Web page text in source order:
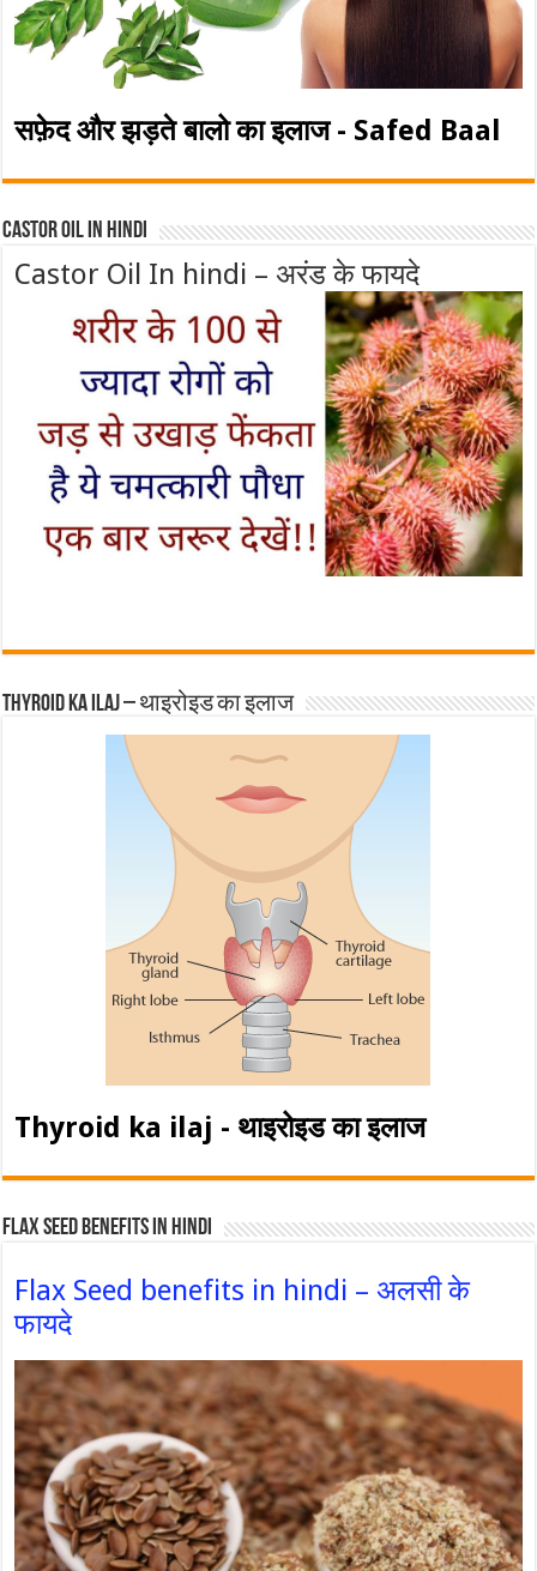
सफ़ेद और झड़ते बालो का इलाज - Safed Baal
Castor Oil In Hindi
Castor Oil In hindi – अरंड के फायदे
Thyroid ka ilaj – थाइरोइड का इलाज
Thyroid ka ilaj - थाइरोइड का इलाज
Flax Seed Benefits in hindi
Flax Seed benefits in hindi – अलसी के
फायदे